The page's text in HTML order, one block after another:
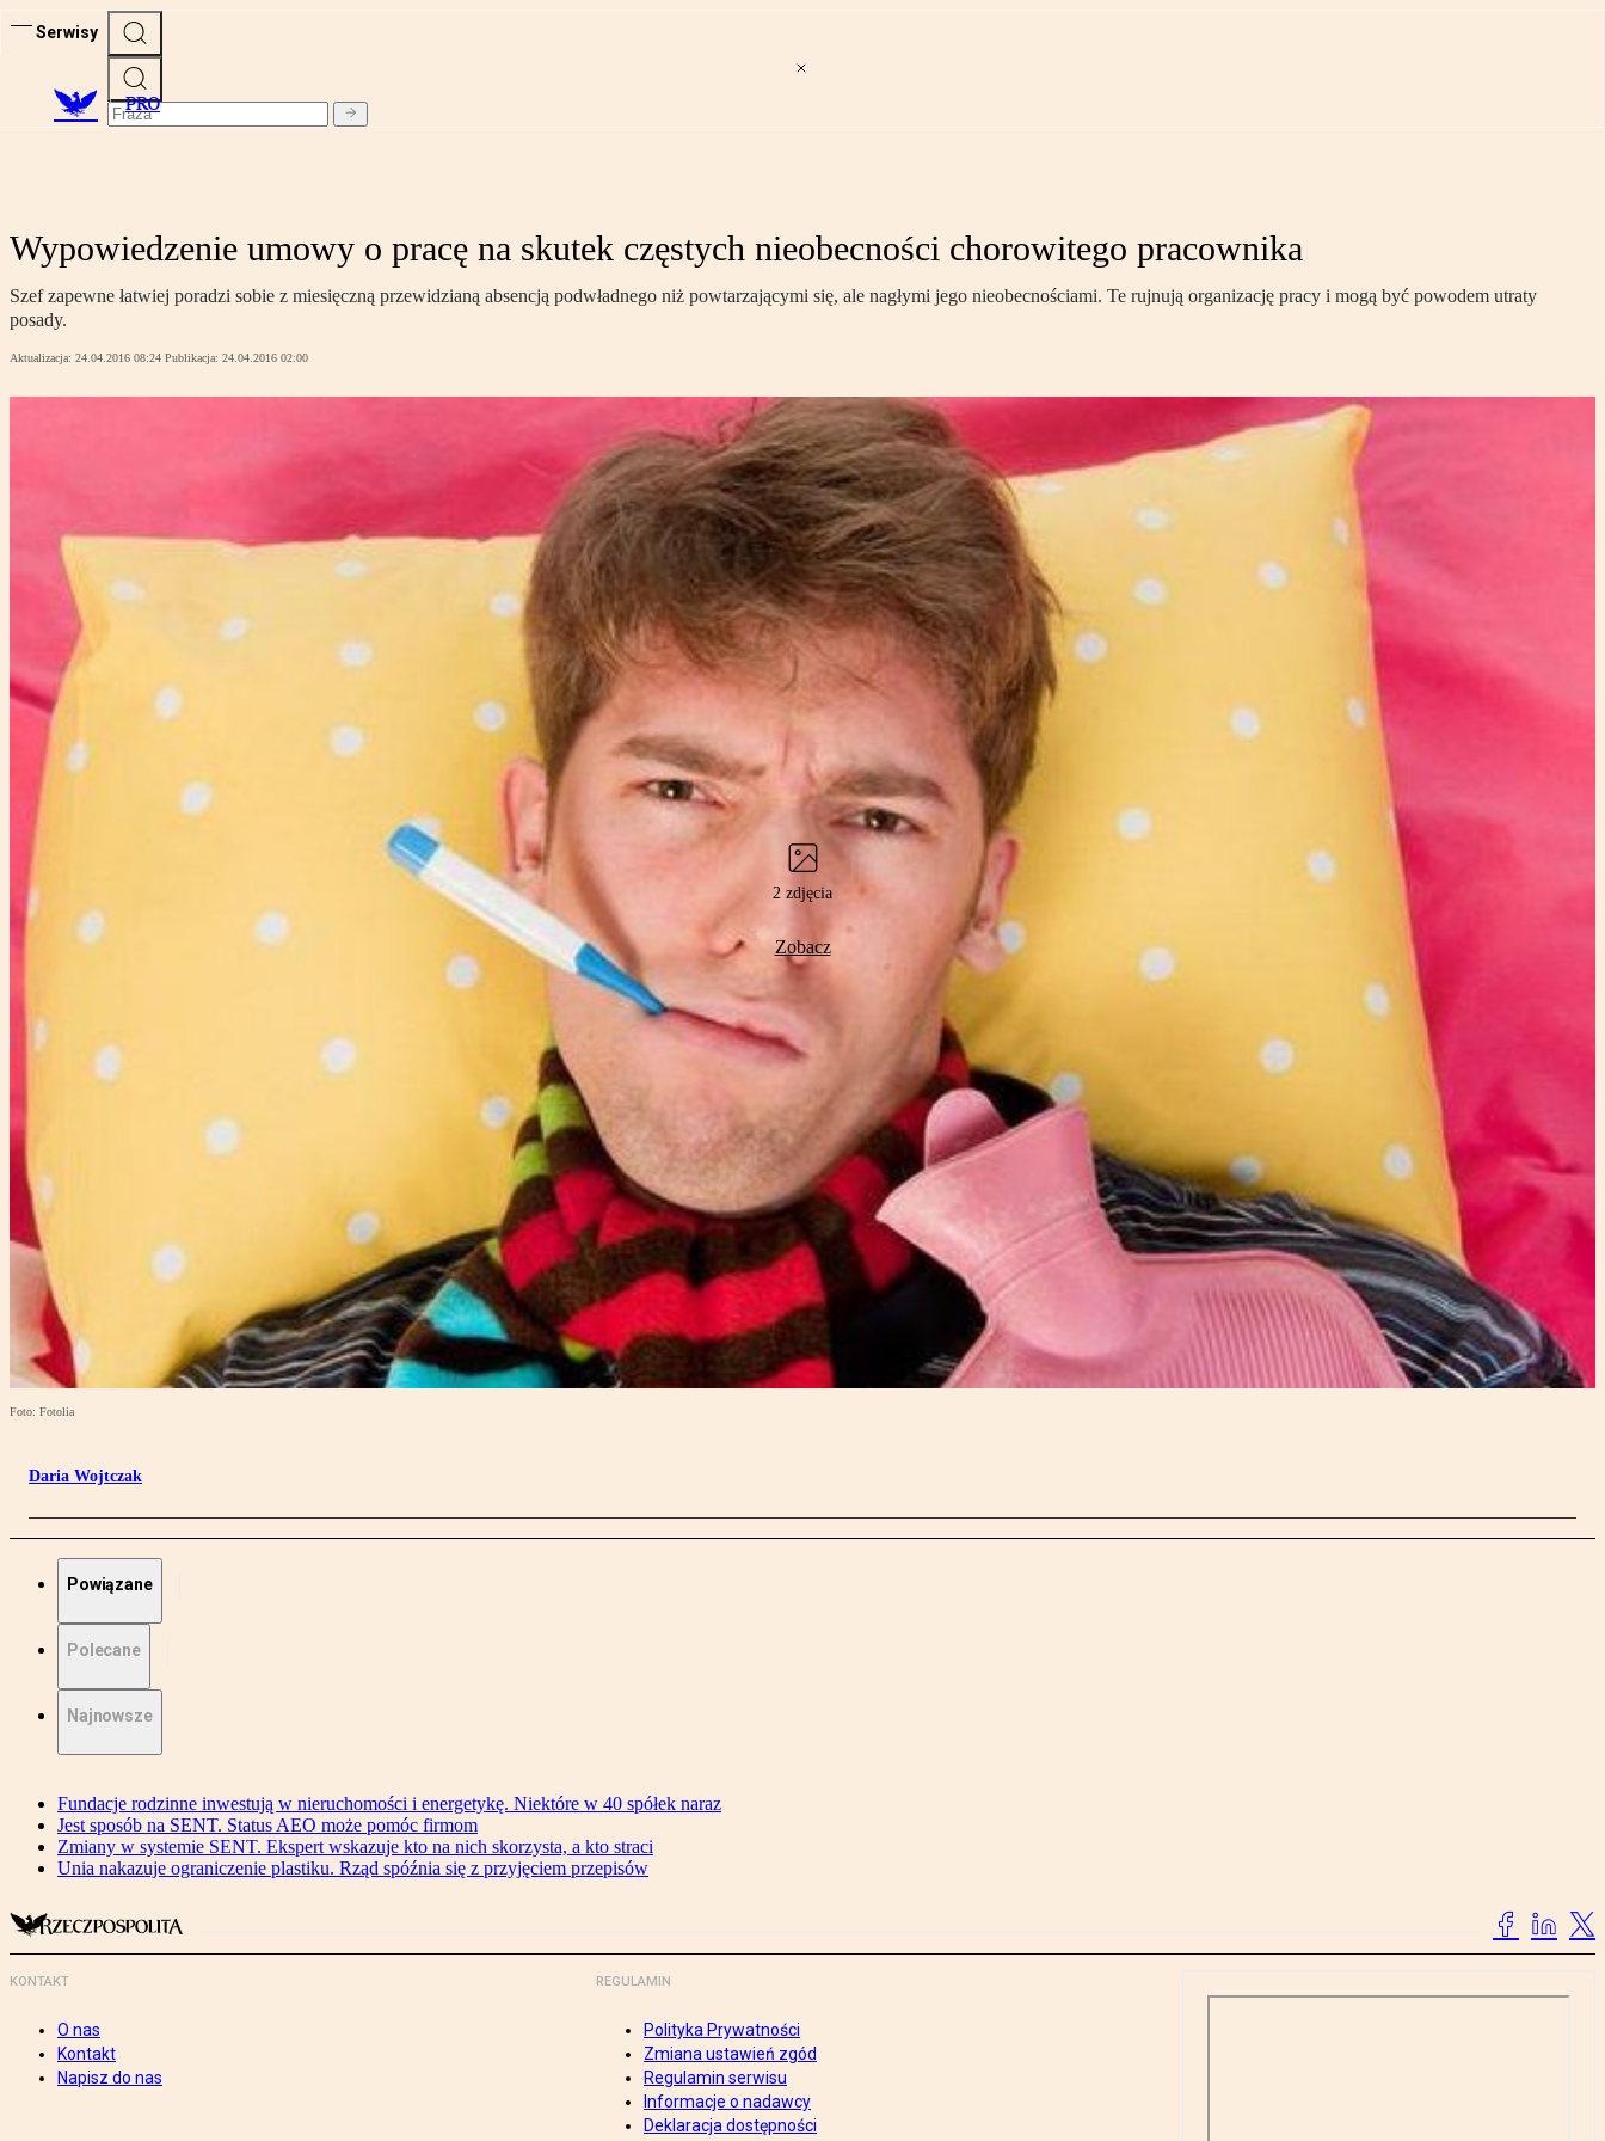
Serwisy
PRO
Wypowiedzenie umowy o pracę na skutek częstych nieobecności chorowitego pracownika
Szef zapewne łatwiej poradzi sobie z miesięczną przewidzianą absencją podwładnego niż powtarzającymi się, ale nagłymi jego nieobecnościami. Te rujnują organizację pracy i mogą być powodem utraty
posady.
Aktualizacja: 24.04.2016 08:24 Publikacja: 24.04.2016 02:00
2 zdjęcia
Zobacz
Foto: Fotolia
Daria Wojtczak
Powiązane
Polecane
Najnowsze
Fundacje rodzinne inwestują w nieruchomości i energetykę. Niektóre w 40 spółek naraz
Jest sposób na SENT. Status AEO może pomóc firmom
Zmiany w systemie SENT. Ekspert wskazuje kto na nich skorzysta, a kto straci
Unia nakazuje ograniczenie plastiku. Rząd spóźnia się z przyjęciem przepisów
KONTAKT
O nas
Kontakt
Napisz do nas
REGULAMIN
Polityka Prywatności
Zmiana ustawień zgód
Regulamin serwisu
Informacje o nadawcy
Deklaracja dostępności